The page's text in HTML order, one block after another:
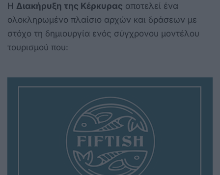
Η Διακήρυξη της Κέρκυρας αποτελεί ένα
ολοκληρωμένο πλαίσιο αρχών και δράσεων με
στόχο τη δημιουργία ενός σύγχρονου μοντέλου
τουρισμού που: